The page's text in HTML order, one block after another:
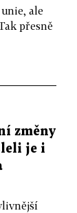
ale
přesně
změny
je i